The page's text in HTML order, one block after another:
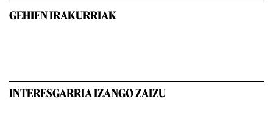
GEHIEN IRAKURRIAK
INTERESGARRIA IZANGO ZAIZU